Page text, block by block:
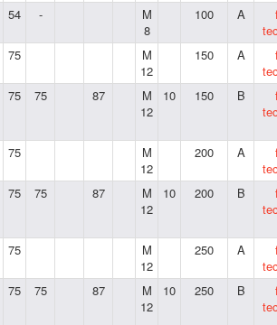
54 -
M
8
100 A
75
M
12
150 A
75 75 87
M
12
10 150 B
75
M
12
200 A
75 75 87
M
12
10 200 B
75
M
12
250 A
75 75 87
M
12
10 250 B